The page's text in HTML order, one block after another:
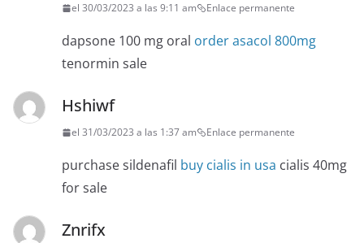
el 30/03/2023 a las 9:11 am Enlace permanente
dapsone 100 mg oral order asacol 800mg
tenormin sale
Hshiwf
el 31/03/2023 a las 1:37 am Enlace permanente
purchase sildenafil buy cialis in usa cialis 40mg
for sale
Znrifx